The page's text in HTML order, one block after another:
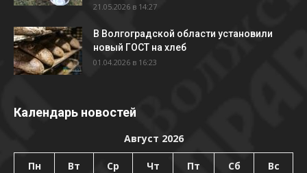
21.05.2026 в 14:27
В Волгоградской области установили
новый ГОСТ на хлеб
01.04.2026 в 16:23
Календарь новостей
Август 2026
Пн Вт Ср Чт Пт Сб Вс